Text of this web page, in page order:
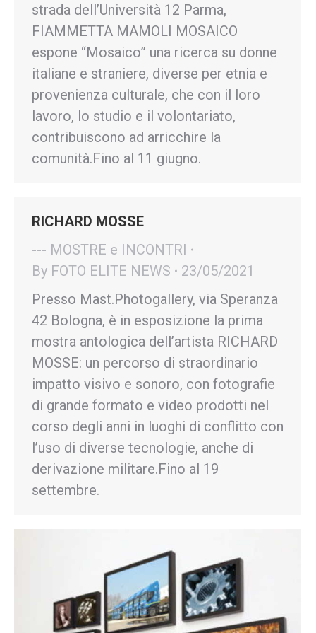
strada dell’Università 12 Parma,
FIAMMETTA MAMOLI MOSAICO
espone “Mosaico” una ricerca su donne
italiane e straniere, diverse per etnia e
provenienza culturale, che con il loro
lavoro, lo studio e il volontariato,
contribuiscono ad arricchire la
comunità.Fino al 11 giugno.
RICHARD MOSSE
--- MOSTRE e INCONTRI
By FOTO ELITE NEWS
23/05/2021
Presso Mast.Photogallery, via Speranza
42 Bologna, è in esposizione la prima
mostra antologica dell’artista RICHARD
MOSSE: un percorso di straordinario
impatto visivo e sonoro, con fotografie
di grande formato e video prodotti nel
corso degli anni in luoghi di conflitto con
l’uso di diverse tecnologie, anche di
derivazione militare.Fino al 19
settembre.